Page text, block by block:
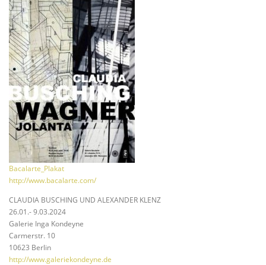
Bacalarte_Plakat
http://www.bacalarte.com/
CLAUDIA BUSCHING UND ALEXANDER KLENZ
26.01.- 9.03.2024
Galerie Inga Kondeyne
Carmerstr. 10
10623 Berlin
http://www.galeriekondeyne.de